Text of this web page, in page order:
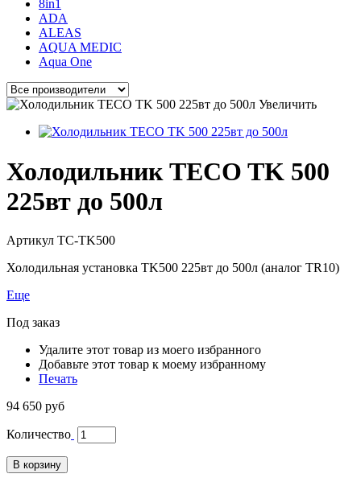
8in1
ADA
ALEAS
AQUA MEDIC
Aqua One
Увеличить
Холодильник TECO TK 500
225вт до 500л
Артикул TC-TK500
Холодильная установка TK500 225вт до 500л (аналог TR10)
Еще
Под заказ
Удалите этот товар из моего избранного
Добавьте этот товар к моему избранному
Печать
94 650 руб
Количество
В корзину